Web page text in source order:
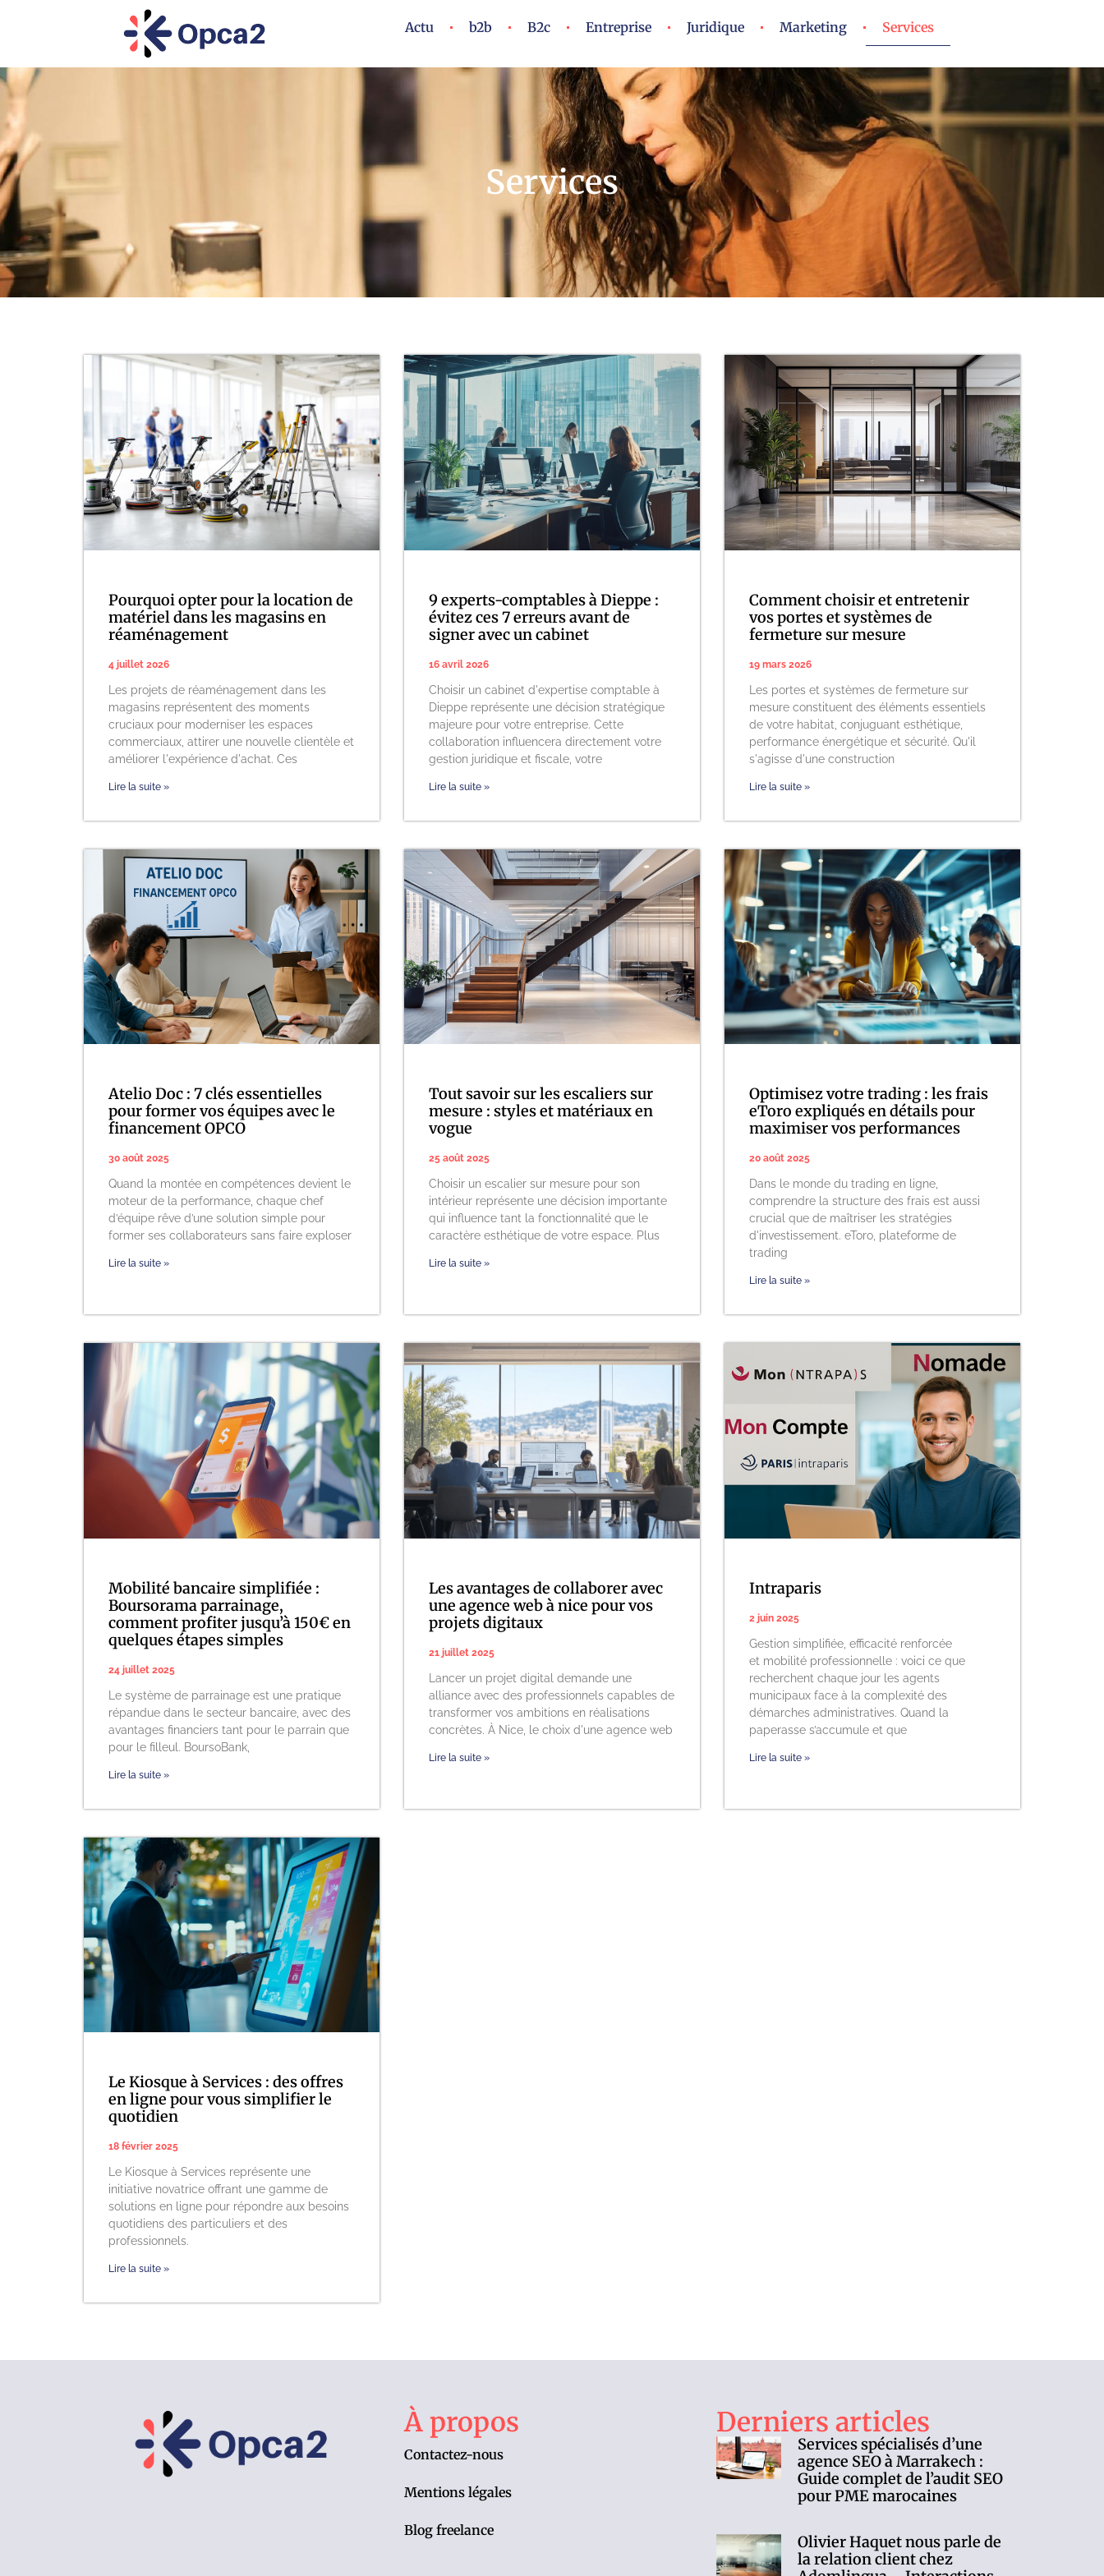
Actu b2b B2c Entreprise Juridique Marketing Services
Services
Pourquoi opter pour la location de
matériel dans les magasins en
réaménagement
4 juillet 2026
Les projets de réaménagement dans les
magasins représentent des moments
cruciaux pour moderniser les espaces
commerciaux, attirer une nouvelle clientèle et
améliorer l'expérience d'achat. Ces
Lire la suite »
9 experts-comptables à Dieppe :
évitez ces 7 erreurs avant de
signer avec un cabinet
16 avril 2026
Choisir un cabinet d'expertise comptable à
Dieppe représente une décision stratégique
majeure pour votre entreprise. Cette
collaboration influencera directement votre
gestion juridique et fiscale, votre
Lire la suite »
Comment choisir et entretenir
vos portes et systèmes de
fermeture sur mesure
19 mars 2026
Les portes et systèmes de fermeture sur
mesure constituent des éléments essentiels
de votre habitat, conjuguant esthétique,
performance énergétique et sécurité. Qu'il
s'agisse d'une construction
Lire la suite »
Atelio Doc : 7 clés essentielles
pour former vos équipes avec le
financement OPCO
30 août 2025
Quand la montée en compétences devient le
moteur de la performance, chaque chef
d’équipe rêve d’une solution simple pour
former ses collaborateurs sans faire exploser
Lire la suite »
Tout savoir sur les escaliers sur
mesure : styles et matériaux en
vogue
25 août 2025
Choisir un escalier sur mesure pour son
intérieur représente une décision importante
qui influence tant la fonctionnalité que le
caractère esthétique de votre espace. Plus
Lire la suite »
Optimisez votre trading : les frais
eToro expliqués en détails pour
maximiser vos performances
20 août 2025
Dans le monde du trading en ligne,
comprendre la structure des frais est aussi
crucial que de maîtriser les stratégies
d'investissement. eToro, plateforme de
trading
Lire la suite »
Mobilité bancaire simplifiée :
Boursorama parrainage,
comment profiter jusqu’à 150€ en
quelques étapes simples
24 juillet 2025
Le système de parrainage est une pratique
répandue dans le secteur bancaire, avec des
avantages financiers tant pour le parrain que
pour le filleul. BoursoBank,
Lire la suite »
Les avantages de collaborer avec
une agence web à nice pour vos
projets digitaux
21 juillet 2025
Lancer un projet digital demande une
alliance avec des professionnels capables de
transformer vos ambitions en réalisations
concrètes. À Nice, le choix d'une agence web
Lire la suite »
Intraparis
2 juin 2025
Gestion simplifiée, efficacité renforcée
et mobilité professionnelle : voici ce que
recherchent chaque jour les agents
municipaux face à la complexité des
démarches administratives. Quand la
paperasse s’accumule et que
Lire la suite »
Le Kiosque à Services : des offres
en ligne pour vous simplifier le
quotidien
18 février 2025
Le Kiosque à Services représente une
initiative novatrice offrant une gamme de
solutions en ligne pour répondre aux besoins
quotidiens des particuliers et des
professionnels.
Lire la suite »
À propos
Contactez-nous
Mentions légales
Blog freelance
Derniers articles
Services spécialisés d’une
agence SEO à Marrakech :
Guide complet de l’audit SEO
pour PME marocaines
Olivier Haquet nous parle de
la relation client chez